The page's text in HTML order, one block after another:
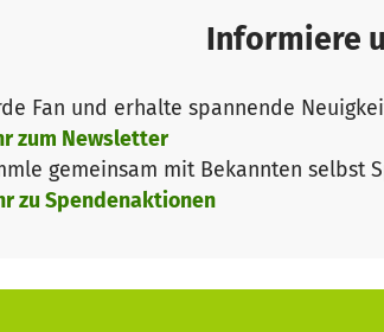
unserer Schule benötigen wir
in NRW mit dem ersten Schultag bis
werden müssen.
der Genehmigung benötigen
Betriebsjahreunseres Bestehens
erbracht werden.
Informiere
Fan und erhalte spannende
zum Newsletter
gemeinsam mit Bekannten selbst
zu Spendenaktionen